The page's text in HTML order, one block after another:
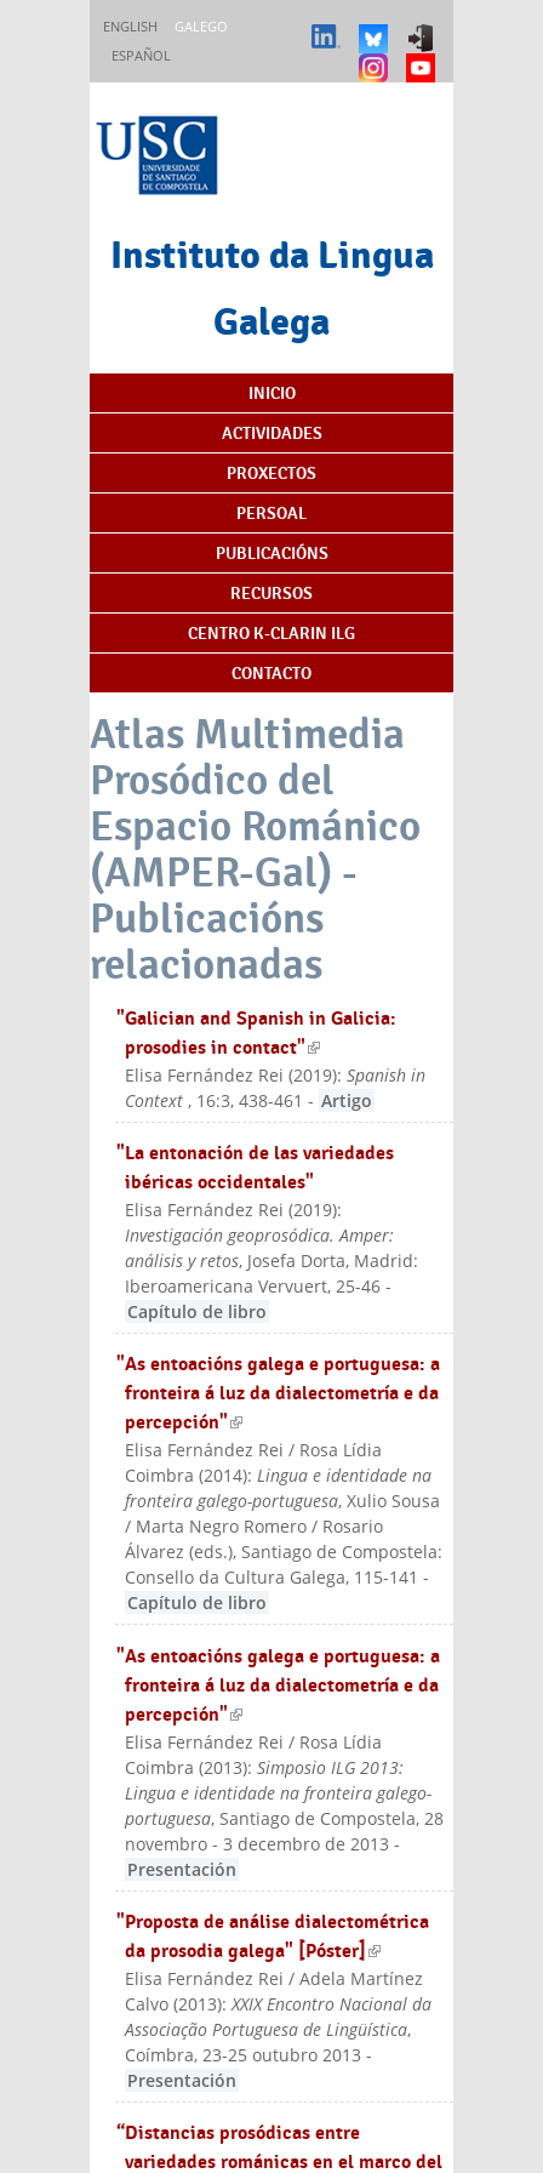
ENGLISH
GALEGO
ESPAÑOL
Instituto da Lingua
Galega
Índice de contidos
INICIO
ACTIVIDADES
PROXECTOS
PERSOAL
PUBLICACIÓNS
RECURSOS
CENTRO K-CLARIN ILG
CONTACTO
Atlas Multimedia
Prosódico del
Espacio Románico
(AMPER-Gal) -
Publicacións
relacionadas
"Galician and Spanish in Galicia:
prosodies in contact"(link is external)
Elisa Fernández Rei (2019):Spanish in
Context , 16:3, 438-461- Artigo
"La entonación de las variedades
ibéricas occidentales"
Elisa Fernández Rei (2019):
Investigación geoprosódica. Amper:
análisis y retos, Josefa Dorta, Madrid:
Iberoamericana Vervuert, 25-46-
Capítulo de libro
"As entoacións galega e portuguesa: a
fronteira á luz da dialectometría e da
percepción"(link is external)
Elisa Fernández Rei / Rosa Lídia
Coimbra (2014):Lingua e identidade na
fronteira galego-portuguesa, Xulio Sousa
/ Marta Negro Romero / Rosario
Álvarez (eds.), Santiago de Compostela:
Consello da Cultura Galega, 115-141 -
Capítulo de libro
"As entoacións galega e portuguesa: a
fronteira á luz da dialectometría e da
percepción"(link is external)
Elisa Fernández Rei / Rosa Lídia
Coimbra (2013):Simposio ILG 2013:
Lingua e identidade na fronteira galego-
portuguesa, Santiago de Compostela, 28
novembro - 3 decembro de 2013 -
Presentación
"Proposta de análise dialectométrica
da prosodia galega" [Póster](link is
external)
Elisa Fernández Rei / Adela Martínez
Calvo (2013):XXIX Encontro Nacional da
Associação Portuguesa de Lingüística,
Coímbra, 23-25 outubro 2013 -
Presentación
“Distancias prosódicas entre
variedades románicas en el marco del